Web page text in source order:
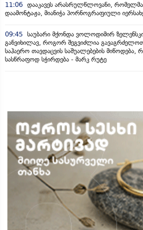
11:06 დააკავეს არასრულწლოვანი,
დაამონტაჟა, მიანიჭა პორნოგრაფიული
09:45 საუბარი მქონდა ვოლოდიმირ
განვიხილავ, როგორ შეგვიძლია გავაგრძელოთ
საჰაერო თავდაცვის საშუალებების მიწოდება,
სასწრაფოდ სჭირდება - მარკ რუტე